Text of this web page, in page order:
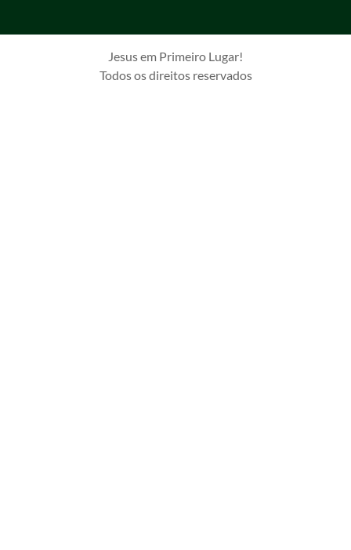
Jesus em Primeiro Lugar!
Todos os direitos reservados